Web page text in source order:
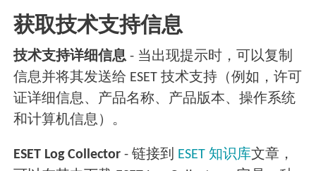
获取技术支持信息
技术支持详细信息 - 当出现提示时，可以复制
信息并将其发送给 ESET 技术支持（例如，许可
证详细信息、产品名称、产品版本、操作系统
和计算机信息）。
ESET Log Collector - 链接到 ESET 知识库文章，